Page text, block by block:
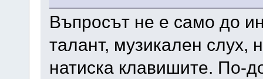
Въпросът не е само до
талант, музикален слух,
натиска клавишите. По-